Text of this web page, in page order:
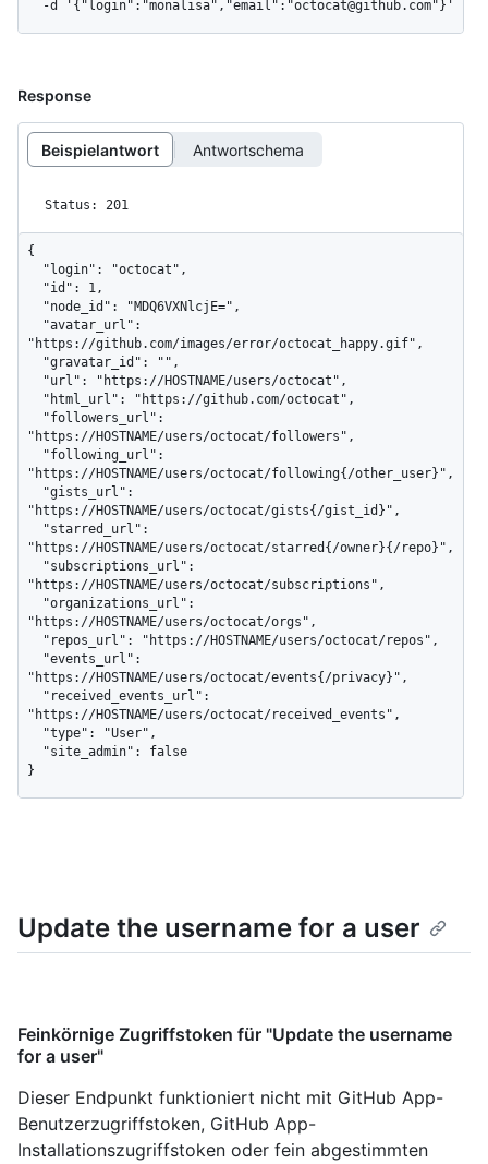
  -d '{"login":"monalisa","email":"octocat@github.com"}'
Response
Beispielantwort Antwortschema
Status: 201
{
"https://github.com/images/error/octocat_happy.gif",
"https://HOSTNAME/users/octocat/followers",
"https://HOSTNAME/users/octocat/following{/other_user}",
"https://HOSTNAME/users/octocat/gists{/gist_id}",
"https://HOSTNAME/users/octocat/starred{/owner}{/repo}",
"https://HOSTNAME/users/octocat/subscriptions",
"https://HOSTNAME/users/octocat/orgs",
"https://HOSTNAME/users/octocat/events{/privacy}",
"https://HOSTNAME/users/octocat/received_events",
}
Update the username for a user
Feinkörnige Zugriffstoken für "Update the username
for a user"
Dieser Endpunkt funktioniert nicht mit GitHub App-
Benutzerzugriffstoken, GitHub App-
Installationszugriffstoken oder fein abgestimmten